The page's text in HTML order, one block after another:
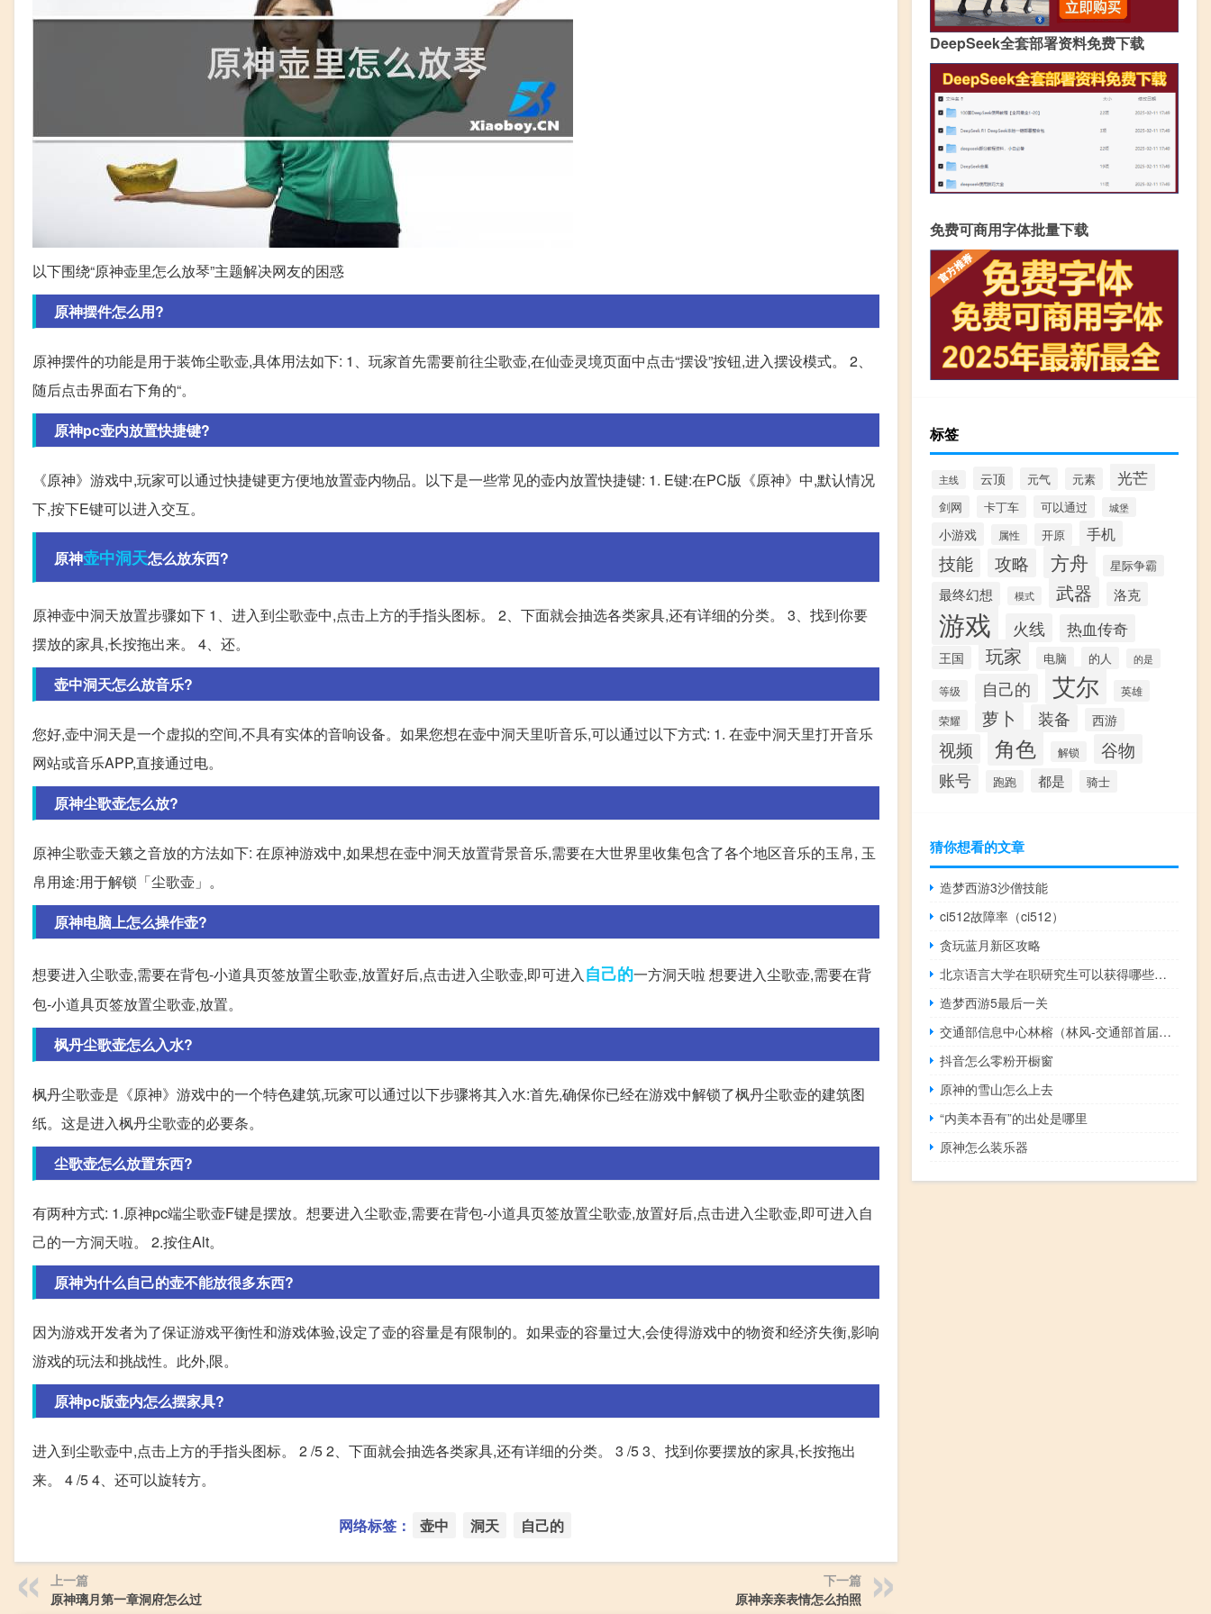
以下围绕“原神壶里怎么放琴”主题解决网友的困惑
原神摆件怎么用?
原神摆件的功能是用于装饰尘歌壶,具体用法如下: 1、玩家首先需要前往尘歌壶,在仙壶灵境页面中点击“摆设”按钮,进入摆设模式。 2、
随后点击界面右下角的“。
原神pc壶内放置快捷键?
《原神》游戏中,玩家可以通过快捷键更方便地放置壶内物品。以下是一些常见的壶内放置快捷键: 1. E键:在PC版《原神》中,默认情况
下,按下E键可以进入交互。
原神壶中洞天怎么放东西?
原神壶中洞天放置步骤如下 1、进入到尘歌壶中,点击上方的手指头图标。 2、下面就会抽选各类家具,还有详细的分类。 3、找到你要
摆放的家具,长按拖出来。 4、还。
壶中洞天怎么放音乐?
您好,壶中洞天是一个虚拟的空间,不具有实体的音响设备。如果您想在壶中洞天里听音乐,可以通过以下方式: 1. 在壶中洞天里打开音乐
网站或音乐APP,直接通过电。
原神尘歌壶怎么放?
原神尘歌壶天籁之音放的方法如下: 在原神游戏中,如果想在壶中洞天放置背景音乐,需要在大世界里收集包含了各个地区音乐的玉帛, 玉
帛用途:用于解锁「尘歌壶」。
原神电脑上怎么操作壶?
想要进入尘歌壶,需要在背包-小道具页签放置尘歌壶,放置好后,点击进入尘歌壶,即可进入自己的一方洞天啦 想要进入尘歌壶,需要在背
包-小道具页签放置尘歌壶,放置。
枫丹尘歌壶怎么入水?
枫丹尘歌壶是《原神》游戏中的一个特色建筑,玩家可以通过以下步骤将其入水:首先,确保你已经在游戏中解锁了枫丹尘歌壶的建筑图
纸。这是进入枫丹尘歌壶的必要条。
尘歌壶怎么放置东西?
有两种方式: 1.原神pc端尘歌壶F键是摆放。想要进入尘歌壶,需要在背包-小道具页签放置尘歌壶,放置好后,点击进入尘歌壶,即可进入自
己的一方洞天啦。 2.按住Alt。
原神为什么自己的壶不能放很多东西?
因为游戏开发者为了保证游戏平衡性和游戏体验,设定了壶的容量是有限制的。如果壶的容量过大,会使得游戏中的物资和经济失衡,影响
游戏的玩法和挑战性。此外,限。
原神pc版壶内怎么摆家具?
进入到尘歌壶中,点击上方的手指头图标。 2 /5 2、下面就会抽选各类家具,还有详细的分类。 3 /5 3、找到你要摆放的家具,长按拖出
来。 4 /5 4、还可以旋转方。
网络标签： 壶中 洞天 自己的
上一篇
原神璃月第一章洞府怎么过
下一篇
原神亲亲表情怎么拍照
DeepSeek全套部署资料免费下载
免费可商用字体批量下载
标签
主线 云顶 元气 元素 光芒
剑网 卡丁车 可以通过 城堡
小游戏 属性 开原 手机
技能 攻略 方舟 星际争霸
最终幻想 模式 武器 洛克
游戏 火线 热血传奇
王国 玩家 电脑 的人 的是
等级 自己的 艾尔 英雄
荣耀 萝卜 装备 西游
视频 角色 解锁 谷物
账号 跑跑 都是 骑士
猜你想看的文章
造梦西游3沙僧技能
ci512故障率（ci512）
贪玩蓝月新区攻略
北京语言大学在职研究生可以获得哪些证书
造梦西游5最后一关
交通部信息中心林榕（林风-交通部首届专家委员会委员简介）
抖音怎么零粉开橱窗
原神的雪山怎么上去
“内美本吾有”的出处是哪里
原神怎么装乐器